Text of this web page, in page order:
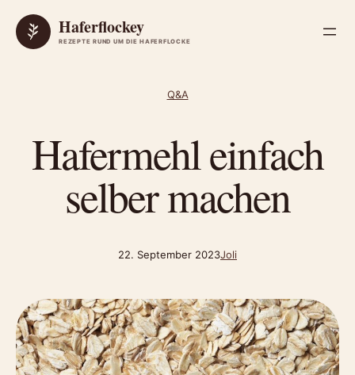
Zum Inhalt springen
Haferflockey
REZEPTE RUND UM DIE HAFERFLOCKE
Q&A
Hafermehl einfach
selber machen
22. September 2023Joli